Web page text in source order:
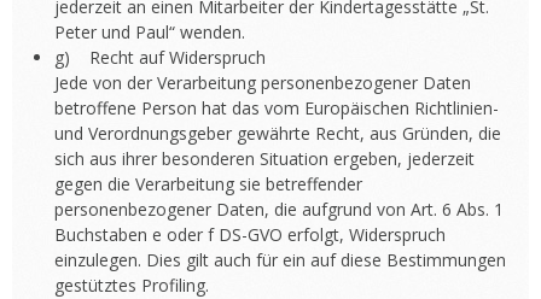
jederzeit an einen Mitarbeiter der Kindertagesstätte „St.
Peter und Paul“ wenden.
g) Recht auf Widerspruch
Jede von der Verarbeitung personenbezogener Daten
betroffene Person hat das vom Europäischen Richtlinien-
und Verordnungsgeber gewährte Recht, aus Gründen, die
sich aus ihrer besonderen Situation ergeben, jederzeit
gegen die Verarbeitung sie betreffender
personenbezogener Daten, die aufgrund von Art. 6 Abs. 1
Buchstaben e oder f DS-GVO erfolgt, Widerspruch
einzulegen. Dies gilt auch für ein auf diese Bestimmungen
gestütztes Profiling.